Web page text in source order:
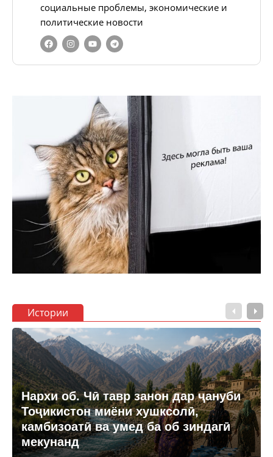
социальные проблемы, экономические и
политические новости
Истории
Нархи об. Чӣ тавр занон дар ҷануби
Тоҷикистон миёни хушксолӣ,
камбизоатӣ ва умед ба об зиндагӣ
мекунанд